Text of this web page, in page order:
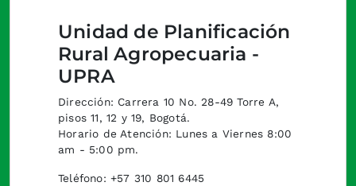
Unidad de Planificación
Rural Agropecuaria -
UPRA
Dirección: Carrera 10 No. 28-49 Torre A,
pisos 11, 12 y 19, Bogotá.
Horario de Atención: Lunes a Viernes 8:00
am - 5:00 pm.
Teléfono: +57 310 801 6445